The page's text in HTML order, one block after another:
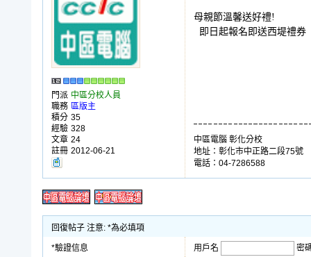
門派 中區分校人員
職務 區版主
積分 35
經驗 328
文章 24
註冊 2012-06-21
母親節溫馨送好禮!
即日起報名即送西堤禮券
中區電腦 彰化分校
地址：彰化市中正路二段75號
電話：04-7286588
回復帖子 注意: *為必填項
*驗證信息 用戶名
密